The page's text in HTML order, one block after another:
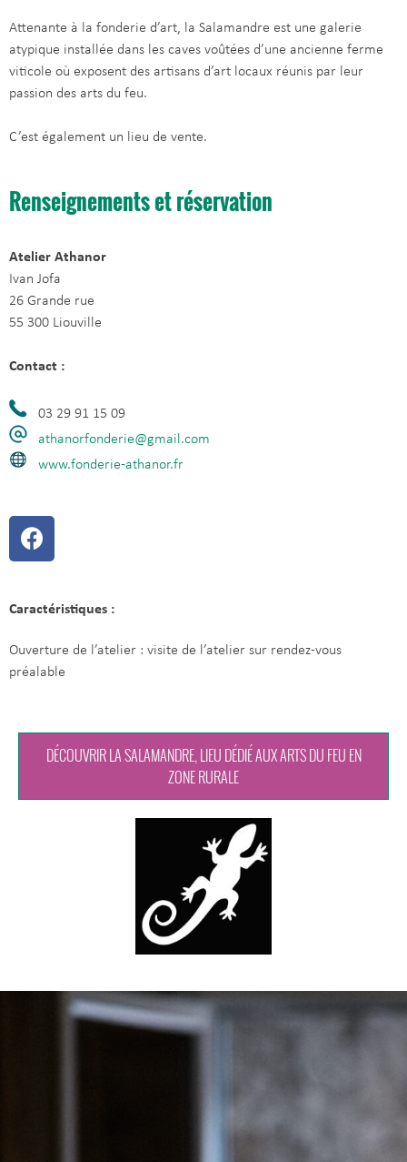
Attenante à la fonderie d’art, la Salamandre est une galerie
atypique installée dans les caves voûtées d’une ancienne ferme
viticole où exposent des artisans d’art locaux réunis par leur
passion des arts du feu.
C’est également un lieu de vente.
Renseignements et réservation
Atelier Athanor
Ivan Jofa
26 Grande rue
55 300 Liouville
Contact :
03 29 91 15 09
athanorfonderie@gmail.com
www.fonderie-athanor.fr
Caractéristiques :
Ouverture de l’atelier : visite de l’atelier sur rendez-vous
préalable
DÉCOUVRIR LA SALAMANDRE, LIEU DÉDIÉ AUX ARTS DU FEU EN
ZONE RURALE